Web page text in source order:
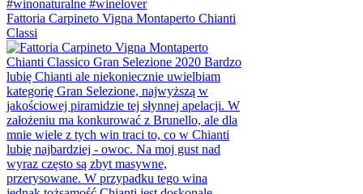
Fattoria Carpineto Vigna Montaperto Chianti
Classi